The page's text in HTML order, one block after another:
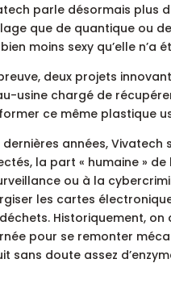
parle désormais plus
que de quantique ou
moins sexy qu’elle n’a
deux projets
usine chargé de
ce même plastique
dernières années,
la part « humaine »
ou à la
les cartes
Historiquement,
pour se remonter
sans doute assez